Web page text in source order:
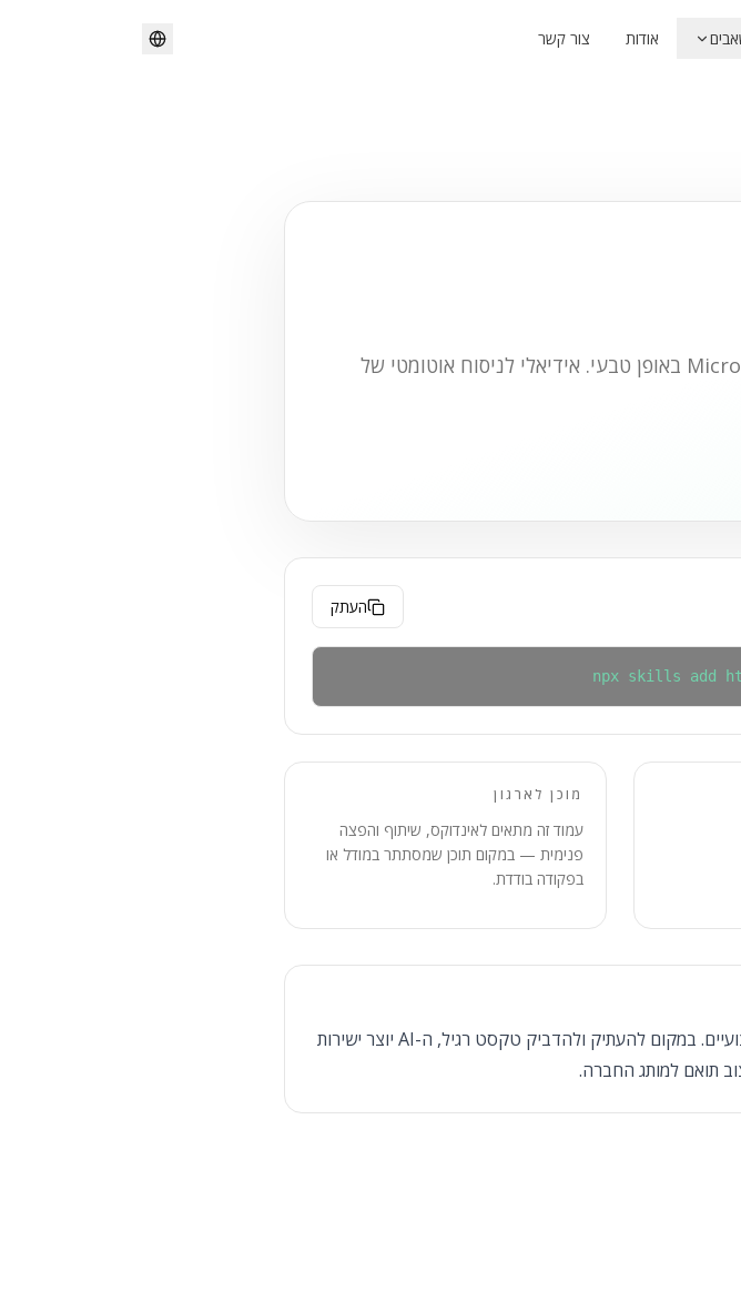
אודות צור קשר
יצירה, קריאה, ועריכה של מסמכי Microsoft Word (.docx) באופן טבעי. אידיאלי לניסוח אוטומטי של
העתק
npx skills add
מוכן לארגון
עמוד זה מתאים לאינדוקס, שיתוף והפצה
פנימית — במקום תוכן שמסתתר במודל או
בפקודה בודדת.
הענק ל-AI שלך את היכולת להפיק מסמכי Word מעוצבים ומקצועיים. במקום להעתיק ולהדביק טקסט רגיל, ה-AI יוצר ישירות